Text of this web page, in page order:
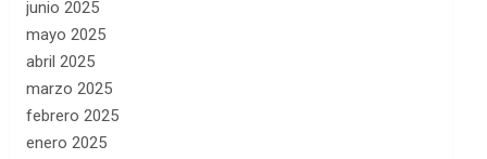
junio 2025
mayo 2025
abril 2025
marzo 2025
febrero 2025
enero 2025